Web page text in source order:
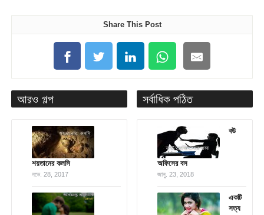
Share This Post
আরও গল্প
শয়তানের কলসি
নভে. 28, 2017
সর্বাধিক পঠিত
বউ
অফিসের বস
জানু. 23, 2018
একটি
সত্য